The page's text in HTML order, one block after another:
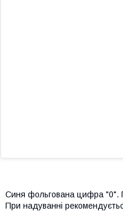
Синя фольгована цифра "0".
При надуванні